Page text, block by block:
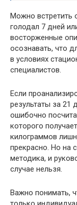
Можно встретить
голодал 7 дней
восторженные
осознавать, что
в условиях
специалистов.
Если
результаты за
ошибочно
которого
килограммов
прекрасно. Но на
методика, и
случае нельзя.
Важно понимать,